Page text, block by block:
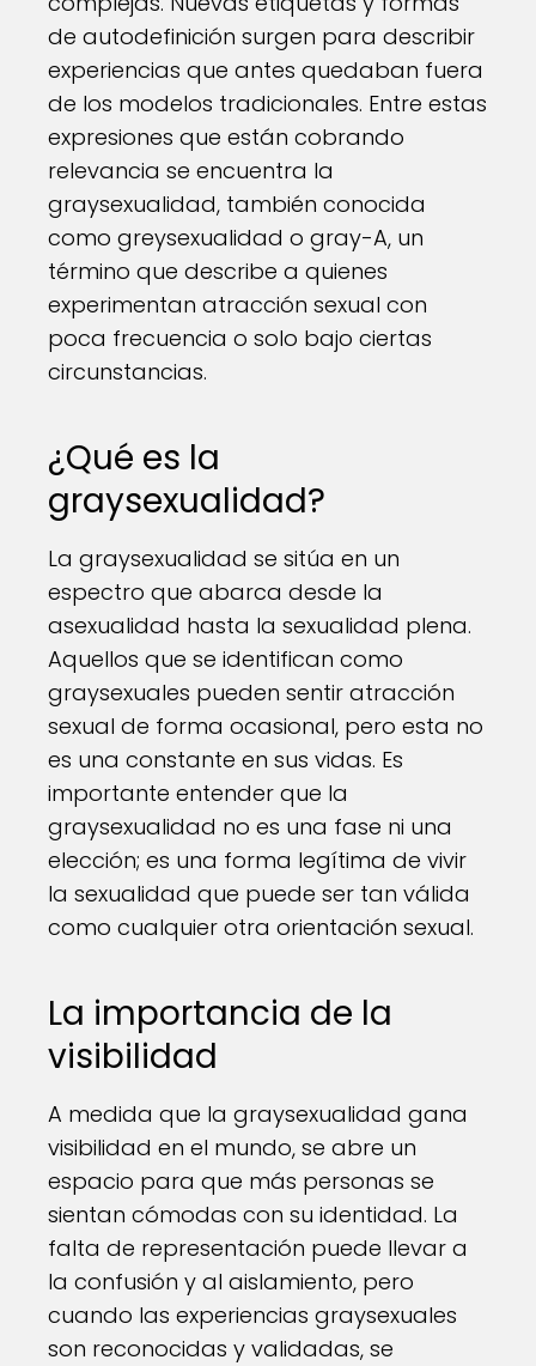
de autodefinición surgen para describir
experiencias que antes quedaban fuera
de los modelos tradicionales. Entre estas
expresiones que están cobrando
relevancia se encuentra la
graysexualidad, también conocida
como greysexualidad o gray-A, un
término que describe a quienes
experimentan atracción sexual con
poca frecuencia o solo bajo ciertas
circunstancias.
¿Qué es la
graysexualidad?
La graysexualidad se sitúa en un
espectro que abarca desde la
asexualidad hasta la sexualidad plena.
Aquellos que se identifican como
graysexuales pueden sentir atracción
sexual de forma ocasional, pero esta no
es una constante en sus vidas. Es
importante entender que la
graysexualidad no es una fase ni una
elección; es una forma legítima de vivir
la sexualidad que puede ser tan válida
como cualquier otra orientación sexual.
La importancia de la
visibilidad
A medida que la graysexualidad gana
visibilidad en el mundo, se abre un
espacio para que más personas se
sientan cómodas con su identidad. La
falta de representación puede llevar a
la confusión y al aislamiento, pero
cuando las experiencias graysexuales
son reconocidas y validadas, se